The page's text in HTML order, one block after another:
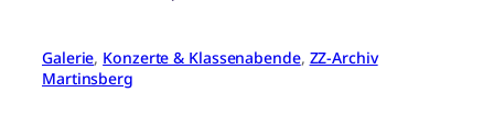
Galerie, Konzerte & Klassenabende, ZZ-Archiv
Martinsberg